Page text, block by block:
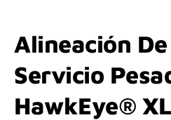
Alineación
Servicio
HawkEye® XL